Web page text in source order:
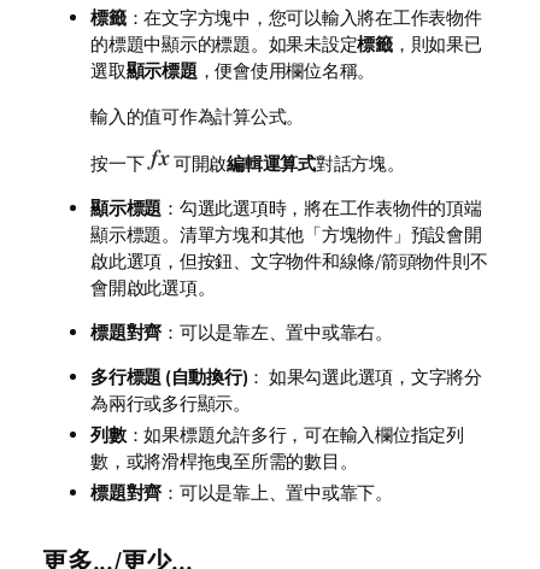
標籤：在文字方塊中，您可以輸入將在工作表物件
的標題中顯示的標題。如果未設定標籤，則如果已
選取顯示標題 ，便會使用欄位名稱。
輸入的值可作為計算公式。
按一下 可開啟編輯運算式對話方塊。
顯示標題 ：勾選此選項時，將在工作表物件的頂端
顯示標題。清單方塊和其他「方塊物件」預設會開
啟此選項，但按鈕、文字物件和線條/箭頭物件則不
會開啟此選項。
標題對齊 ：可以是靠左、置中或靠右。
多行標題 (自動換行) ： 如果勾選此選項，文字將分
為兩行或多行顯示。
列數：如果標題允許多行，可在輸入欄位指定列
數，或將滑桿拖曳至所需的數目。
標題對齊 ：可以是靠上、置中或靠下。
更多.../更少...